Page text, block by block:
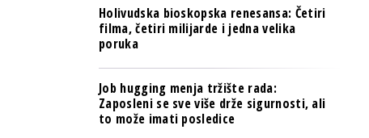
Holivudska bioskopska renesansa: Četiri
filma, četiri milijarde i jedna velika
poruka
Job hugging menja tržište rada:
Zaposleni se sve više drže sigurnosti, ali
to može imati posledice